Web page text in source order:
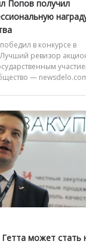
Попов получил
в конкурсе в
ревизор
—
может стать